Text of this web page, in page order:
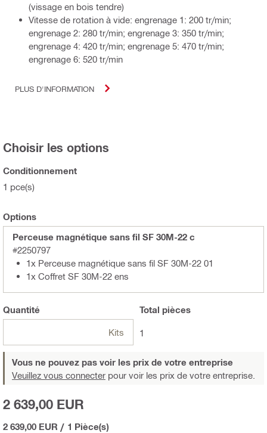
(vissage en bois tendre)
Vitesse de rotation à vide: engrenage 1: 200 tr/min;
engrenage 2: 280 tr/min; engrenage 3: 350 tr/min;
engrenage 4: 420 tr/min; engrenage 5: 470 tr/min;
engrenage 6: 520 tr/min
PLUS D'INFORMATION
Choisir les options
Conditionnement
1 pce(s)
Options
Perceuse magnétique sans fil SF 30M-22 c
#2250797
1x Perceuse magnétique sans fil SF 30M-22 01
1x Coffret SF 30M-22 ens
Quantité
Kits
Total pièces
1
Vous ne pouvez pas voir les prix de votre entreprise
Veuillez vous connecter pour voir les prix de votre entreprise.
2 639,00 EUR
2 639,00 EUR / 1 Pièce(s)